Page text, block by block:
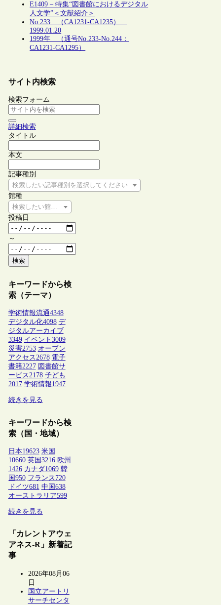
E1409 – 特集“図書館におけるデジタル
人文学”＜文献紹介＞
No.233 （CA1231-CA1235）
1999.01.20
1999年 （通号No.233-No.244：
CA1231-CA1295）
サイト内検索
検索フォーム
詳細検索
タイトル
本文
記事種別
検索したい記事種別を選択してください
館種
検索したい館種を選択してください
投稿日
～
検索
キーワードから検
索（テーマ）
学術情報流通4348
デジタル化4098 デ
ジタルアーカイブ
3349 イベント 3009
災害2753 オープン
アクセス2678 電子
書籍2227 図書館サ
ービス2178 子ども
2017 学術情報1947
続きを見る
キーワードから検
索（国・地域）
日本19623 米国
10660 英国 3216 欧州
1426 カナダ1069 韓
国 950 フランス 720
ドイツ681 中国 638
オーストラリア599
続きを見る
「カレントアウェ
アネス-R」新着記
事
2026年08月06
日
国立アートリ
サーチセンタ